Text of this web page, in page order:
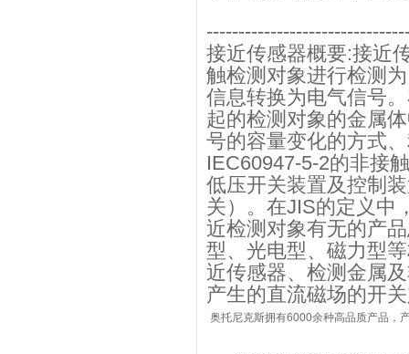
接近传感器概要:接近
触检测对象进行检测
信息转换为电气信号
起的检测对象的金属
号的容量变化的方式
IEC60947-5-2的非接
低压开关装置及控制
关）。在JIS的定义中
近检测对象有无的产
型、光电型、磁力型
近传感器、检测金属
产生的直流磁场的开
奥托尼克斯拥有6000余种高品质产品，